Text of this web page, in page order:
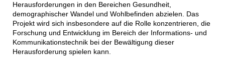
Herausforderungen in den Bereichen Gesundheit,
demographischer Wandel und Wohlbefinden abzielen. Das
Projekt wird sich insbesondere auf die Rolle konzentrieren, die
Forschung und Entwicklung im Bereich der Informations- und
Kommunikationstechnik bei der Bewältigung dieser
Herausforderung spielen kann.